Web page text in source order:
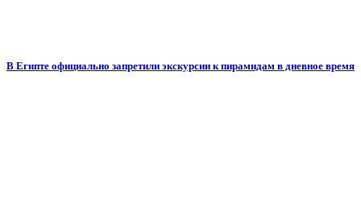
В Египте официально запретили экскурсии к пирамидам в дневное время